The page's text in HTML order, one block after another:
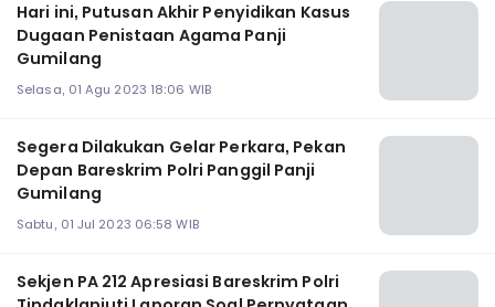
Hari ini, Putusan Akhir Penyidikan Kasus
Dugaan Penistaan Agama Panji
Gumilang
Selasa, 01 Agu 2023 18:06 WIB
Segera Dilakukan Gelar Perkara, Pekan
Depan Bareskrim Polri Panggil Panji
Gumilang
Sabtu, 01 Jul 2023 06:58 WIB
Sekjen PA 212 Apresiasi Bareskrim Polri